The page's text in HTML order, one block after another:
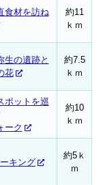
食材を訪ね
約11
ｋｍ
の遺跡と
花
約7.5
ｋｍ
ポットを巡
ーク
約10
ｋｍ
キング
約5ｋ
ｍ